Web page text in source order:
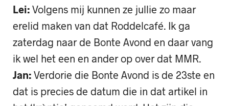
Lei: Volgens mij kunnen ze jullie zo maar
erelid maken van dat Roddelcafé. Ik ga
zaterdag naar de Bonte Avond en daar vang
ik wel het een en ander op over dat MMR.
Jan: Verdorie die Bonte Avond is de 23ste en
dat is precies de datum die in dat artikel in